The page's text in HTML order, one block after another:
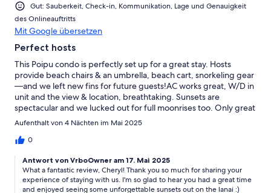
Gut: Sauberkeit, Check-in, Kommunikation, Lage und Genauigkeit
des Onlineauftritts
Mit Google übersetzen
Perfect hosts
This Poipu condo is perfectly set up for a great stay. Hosts
provide beach chairs & an umbrella, beach cart, snorkeling gear
—and we left new fins for future guests!AC works great, W/D in
unit and the view & location, breathtaking. Sunsets are
spectacular and we lucked out for full moonrises too. Only great
things to say. Mahalo!
Aufenthalt von 4 Nächten im Mai 2025
0
Antwort von VrboOwner am 17. Mai 2025
What a fantastic review, Cheryl! Thank you so much for sharing your
experience of staying with us. I'm so glad to hear you had a great time
and enjoyed seeing some unforgettable sunsets out on the lanai :)